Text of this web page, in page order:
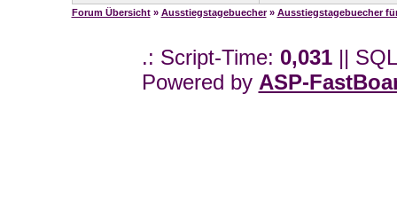
Forum Übersicht » Ausstiegstagebuecher » Ausstiegstagebuecher
.: Script-Time: 0,031||
Powered by ASP-